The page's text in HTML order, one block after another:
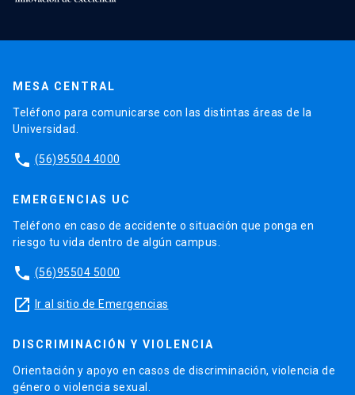
MESA CENTRAL
Teléfono para comunicarse con las distintas áreas de la
Universidad.
phone (56)95504 4000
EMERGENCIAS UC
Teléfono en caso de accidente o situación que ponga en
riesgo tu vida dentro de algún campus.
phone (56)95504 5000
launch Ir al sitio de Emergencias
DISCRIMINACIÓN Y VIOLENCIA
Orientación y apoyo en casos de discriminación, violencia de
género o violencia sexual.